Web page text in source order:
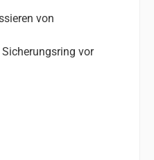
von
vor